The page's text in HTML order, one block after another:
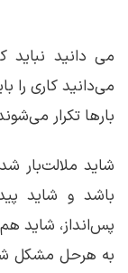
می دانید
می‌دانید کاری را
بارها تکرار
شاید ملالت‌بار
باشد و شاید
پس‌انداز، شاید
به هرحل مشکل